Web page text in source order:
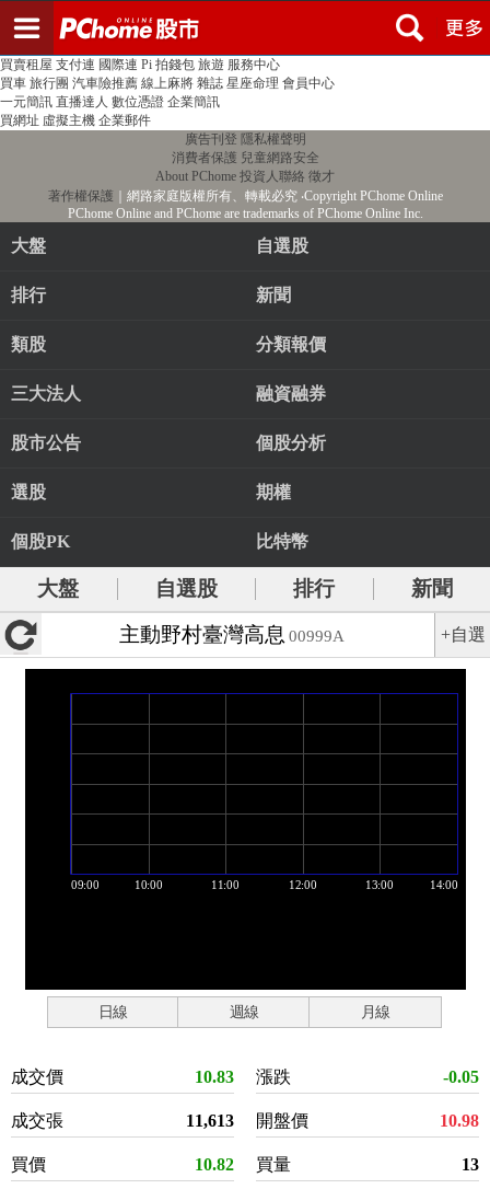
PChome首頁 線上購物 24h購物 書店
買賣租屋 支付連 國際連 Pi 拍錢包 旅遊 服務中心
買車 旅行團 汽車險推薦 線上麻將 雜誌 星座命理 會員中心
一元簡訊 直播達人 數位憑證 企業簡訊
買網址 虛擬主機 企業郵件
廣告刊登 隱私權聲明
消費者保護 兒童網路安全
About PChome 投資人聯絡 徵才
著作權保護 ｜網路家庭版權所有、轉載必究‧Copyright PChome Online
PChome Online and PChome are trademarks of PChome Online Inc.
大盤 自選股
排行 新聞
類股 分類報價
三大法人 融資融券
股市公告 個股分析
選股 期權
個股PK 比特幣
大盤 自選股 排行
新聞
主動野村臺灣高息 00999A +自選
日線 週線 月線
成交價 10.83
成交張 11,613
買價 10.82
漲跌 -0.05
開盤價 10.98
買量 13